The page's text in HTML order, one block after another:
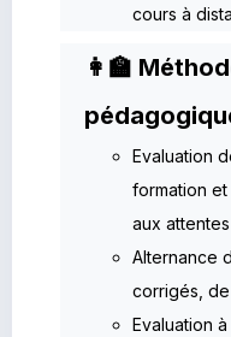
cours à
👩‍🏫
Evaluation
formation
aux attentes
Alternance
corrigés,
Evaluation